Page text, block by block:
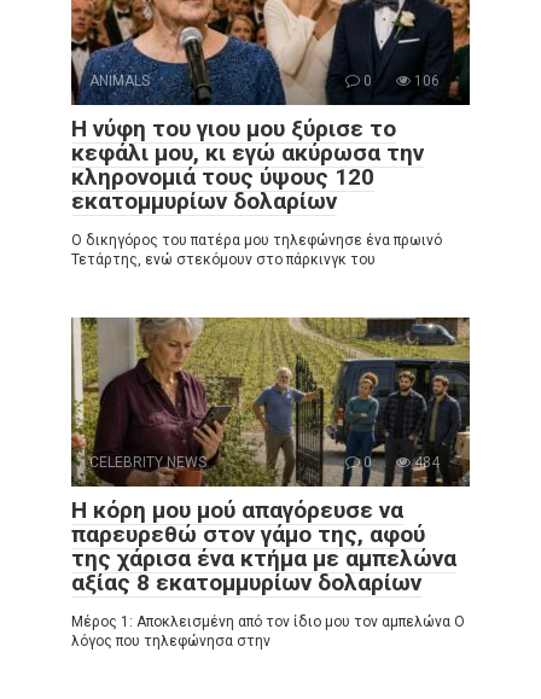
ANIMALS 0 106
Η νύφη του γιου μου ξύρισε το
κεφάλι μου, κι εγώ ακύρωσα την
κληρονομιά τους ύψους 120
εκατομμυρίων δολαρίων
Ο δικηγόρος του πατέρα μου τηλεφώνησε ένα πρωινό
Τετάρτης, ενώ στεκόμουν στο πάρκινγκ του
CELEBRITY NEWS 0 484
Η κόρη μου μού απαγόρευσε να
παρευρεθώ στον γάμο της, αφού
της χάρισα ένα κτήμα με αμπελώνα
αξίας 8 εκατομμυρίων δολαρίων
Μέρος 1: Αποκλεισμένη από τον ίδιο μου τον αμπελώνα Ο
λόγος που τηλεφώνησα στην